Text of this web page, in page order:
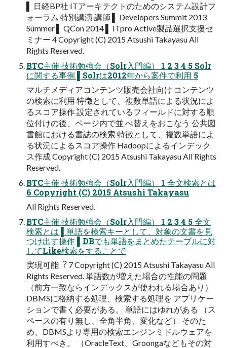
▌ ⽇経BP社 ITアーキテクトのためのシステム設計フ
ォーラム 特別講演 講師 ▌ Developers Summit 2013
Summer ▌ QCon 2014 ▌ ITpro Active製品選択⽀援セ
ミナー 4 Copyright (C) 2015 Atsushi Takayasu All
Rights Reserved.
BTC主催 技術勉強会（Solr⼊⾨編） 1 2 3 4 5 Solr
に関する事例 ▌Solrは2012年から案件で利⽤ 5
マルチメディアコンテンツ販売会社向け コンテンツ
の検索に利⽤ 特徴として、複数単語による状況によ
るスコア操作 設定されているフィールドに対する順
位付けの後、ページ内で並 べ替えをおこなう 公共図
書館における書誌の検索 特徴として、複数単語によ
る状況によるスコア操作 Hadoopによるインデック
ス作成 Copyright (C) 2015 Atsushi Takayasu All Rights
Reserved.
BTC主催 技術勉強会（Solr⼊⾨編） 1 全⽂検索とは
6 Copyright (C) 2015 Atsushi Takayasu
All Rights Reserved.
BTC主催 技術勉強会（Solr⼊⾨編） 1 2 3 4 5 全⽂
検索とは ▌単語を検索キーとして、対象の⽂書を⾒
つけ出す操作 ▌DBでも単語をまとめたテーブルに対
してLike検索をすることで
実現可能︖ 7 Copyright (C) 2015 Atsushi Takayasu All
Rights Reserved. 単語数が増えた場合の性能の問題
（前⽅⼀致ならインデックスが使われる場合あり）
DBMSに格納する処理、検索する処理を アプリケー
ションで書く必要がある。 単語にはゆれがある （ス
ペースの有り無し、全⾓半⾓、変化など） そのた
め、DBMSより専⽤の検索エンジンミドルウェアを
利⽤すべき。 （OracleText、Groongaなどもその対